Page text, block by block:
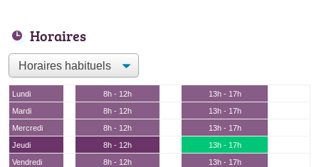
Horaires
Lundi 8h - 12h
13h - 17h
Mardi
8h - 12h
13h - 17h
Mercredi
8h - 12h
13h - 17h
Jeudi
8h - 12h
13h - 17h
Vendredi
8h - 12h
13h - 17h